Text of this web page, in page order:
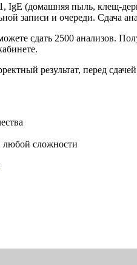
IgE (домашняя пыль, клещ-
записи и очереди. Сдача
сдать 2500 анализов.
результат, перед
любой сложности